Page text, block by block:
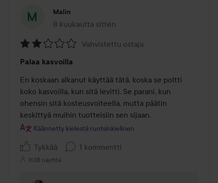
Malin
8 kuukautta sitten
Viesti luotiin 8 kuukautta sitten
2
/
5
Vahvistettu ostaja
Palaa kasvoilla
En koskaan alkanut käyttää tätä, koska se poltti
koko kasvoilla, kun sitä levitti. Se parani, kun
ohensin sitä kosteusvoiteella, mutta päätin
keskittyä muihin tuotteisiin sen sijaan.
Käännetty kielestä ruotsinkielinen
Tykkää 1 kommentti
1638 näyttöä